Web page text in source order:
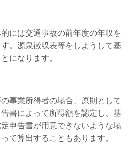
には交通事故の前年度の年収を
。源泉徴収表等をしようして基
になります。
事業所得者の場合、原則として
書によって所得額を認定し、基
申告書が用意できないような場
て算出することもあります。